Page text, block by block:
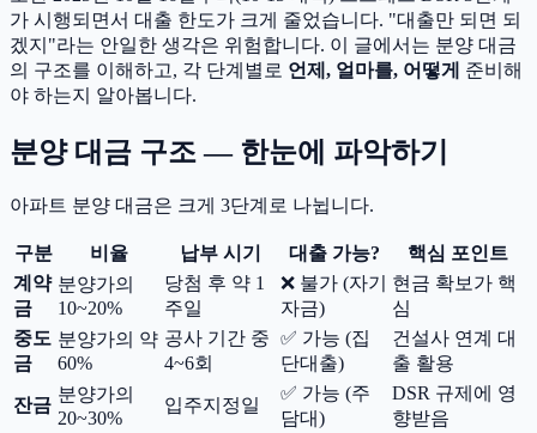
가 시행되면서 대출 한도가 크게 줄었습니다. "대출만 되면 되
겠지"라는 안일한 생각은 위험합니다. 이 글에서는 분양 대금
의 구조를 이해하고, 각 단계별로 언제, 얼마를, 어떻게
준비해
야 하는지 알아봅니다.
분양 대금 구조 — 한눈에 파악하기
아파트 분양 대금은 크게 3단계로 나뉩니다.
구분 비율 납부 시기 대출 가능?
핵심 포인트
계약
금
분양가의
10~20%
당첨 후 약 1
주일
❌ 불가 (자기
자금)
현금 확보가 핵
심
중도
금
분양가의 약
60%
공사 기간 중
4~6회
✅ 가능 (집
단대출)
건설사 연계 대
출 활용
잔금
분양가의
20~30%
입주지정일
✅ 가능 (주
담대)
DSR 규제에 영
향받음